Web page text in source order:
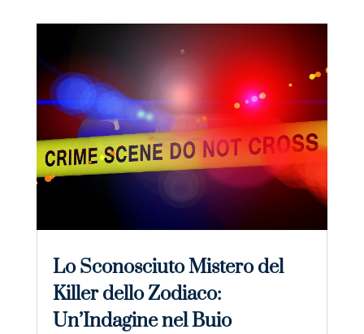
Lo Sconosciuto Mistero del
Killer dello Zodiaco:
Un’Indagine nel Buio